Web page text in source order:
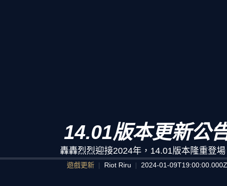
14.01版本更新公
轟轟烈烈迎接2024年，14.01版本隆重登場
遊戲更新 Riot Riru 2024-01-09T19:00:00.000Z